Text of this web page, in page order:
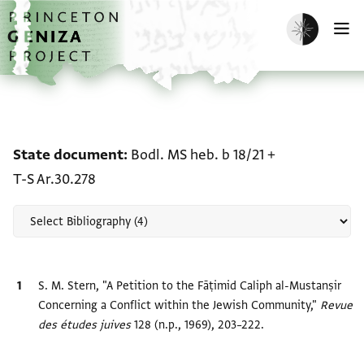
Skip to main content
home
Enable dark
State document Bodl. MS heb. b 18/21 +
T-S Ar.30.278
Bibliographic citation
S. M. Stern, "A Petition to the Fāṭimid Caliph al-Mustanṣir
Concerning a Conflict within the Jewish Community," Revue
des études juives128 (n.p., 1969), 203–222.